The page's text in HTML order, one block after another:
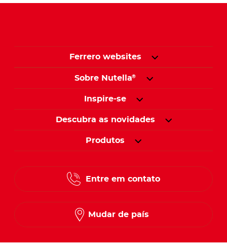
Ferrero websites
Sobre Nutella®
Inspire-se
Descubra as novidades
Produtos
Entre em contato
Mudar de país